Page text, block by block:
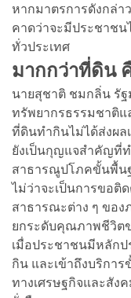
หากมาตรการดังกล่า
คาดว่าจะมีประชาชน
ทั่วประเทศ
มากกว่าที่ดิน
นายสุชาติ ชมกลิ่น รัฐ
ทรัพยากรธรรมชาติแ
ที่ดินทำกินไม่ได้ส่งผล
ยังเป็นกุญแจสำคัญที่
สาธารณูปโภคขั้นพื้น
ไม่ว่าจะเป็นการขอติ
สาธารณะต่าง ๆ ของ
ยกระดับคุณภาพชีวิต
เมื่อประชาชนมีหลัก
กิน และเข้าถึงบริกา
ทางเศรษฐกิจและสัง